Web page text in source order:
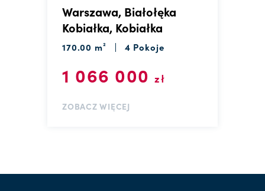
Warszawa, Białołęka
Kobiałka, Kobiałka
170.00 m² 4 Pokoje
1 066 000 zł
ZOBACZ WIĘCEJ